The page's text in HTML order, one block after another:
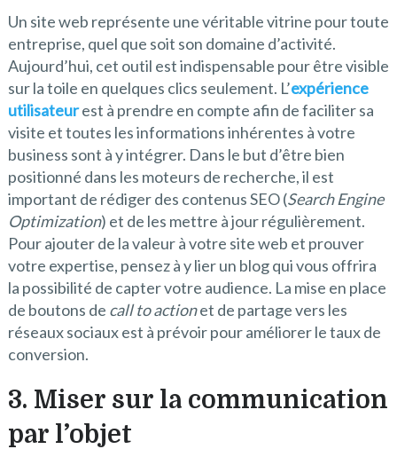
Un site web représente une véritable vitrine pour toute
entreprise, quel que soit son domaine d’activité.
Aujourd’hui, cet outil est indispensable pour être visible
sur la toile en quelques clics seulement. L’expérience
utilisateurest à prendre en compte afin de faciliter sa
visite et toutes les informations inhérentes à votre
business sont à y intégrer. Dans le but d’être bien
positionné dans les moteurs de recherche, il est
important de rédiger des contenus SEO (Search Engine
Optimization) et de les mettre à jour régulièrement.
Pour ajouter de la valeur à votre site web et prouver
votre expertise, pensez à y lier un blog qui vous offrira
la possibilité de capter votre audience. La mise en place
de boutons de call to actionet de partage vers les
réseaux sociaux est à prévoir pour améliorer le taux de
conversion.
3. Miser sur la communication
par l’objet